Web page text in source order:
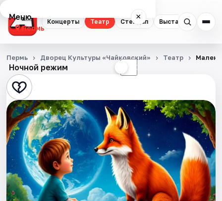
Концерты Театр Стендап Выставки
Меню ×
Пермь
Концерты
Театр
Стендап
Выставки
Квесты
Экскурсии
Спорт
Ночной режим ☾
Пермь Дворец Культуры «Чайковский» Театр